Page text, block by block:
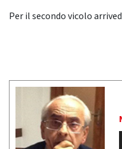
Per il secondo vicolo